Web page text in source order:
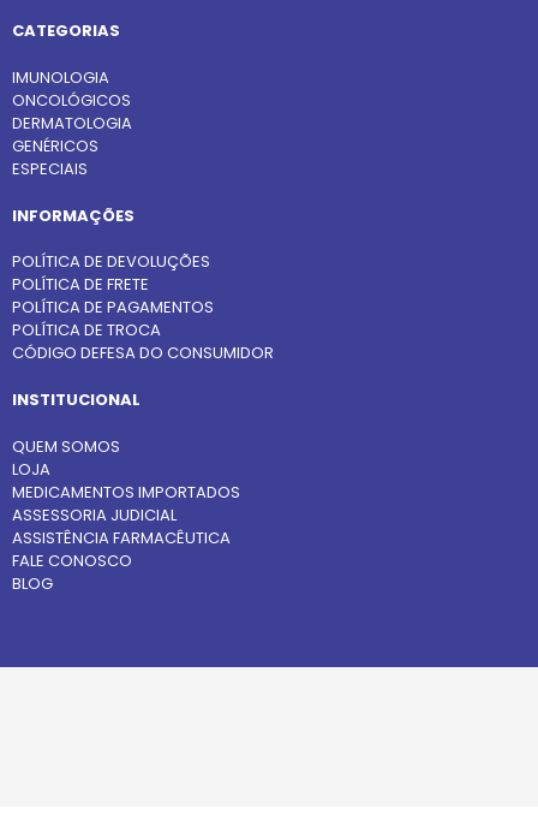
CATEGORIAS
IMUNOLOGIA
ONCOLÓGICOS
DERMATOLOGIA
GENÉRICOS
ESPECIAIS
INFORMAÇÕES
POLÍTICA DE DEVOLUÇÕES
POLÍTICA DE FRETE
POLÍTICA DE PAGAMENTOS
POLÍTICA DE TROCA
CÓDIGO DEFESA DO CONSUMIDOR
INSTITUCIONAL
QUEM SOMOS
LOJA
MEDICAMENTOS IMPORTADOS
ASSESSORIA JUDICIAL
ASSISTÊNCIA FARMACÊUTICA
FALE CONOSCO
BLOG